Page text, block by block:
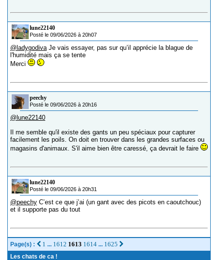
lune22140
Posté le 09/06/2026 à 20h07
@ladygodiva Je vais essayer, pas sur qu’il apprécie la blague de
l'humidité mais ça se tente
Merci
peechy
Posté le 09/06/2026 à 20h16
@lune22140
Il me semble qu'il existe des gants un peu spéciaux pour capturer
facilement les poils. On doit en trouver dans les grandes surfaces ou
magasins d'animaux. S'il aime bien être caressé, ça devrait le faire
lune22140
Posté le 09/06/2026 à 20h31
@peechy C’est ce que j’ai (un gant avec des picots en caoutchouc)
et il supporte pas du tout
Page(s) : 1 ... 1612 1613 1614 ... 1625
Les chats de ca !